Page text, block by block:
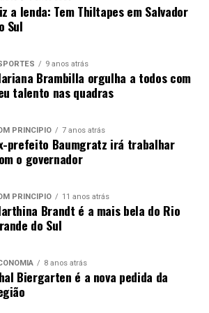
que serão os responsáveis por
em seus projetos”, destaca Felipe P.
“Ao ampliar o alcance e
em 2025, buscamos democratizar
nossa presença institucional nas
e promover um diálogo direto
ele.
pelos estudantes
planta retangular padrão de 6,5m x
uso unifamiliar, casa ou apartamento.
a integração da tecnologia
com a estética e estilo de vida
– à escolha do estudante -,
e utilização correta de
em aço inox, cubas e
autores das cinco melhores
a lenda: Tem Thiltapes em Salvador
Sul
9 anos atrás
Brambilla orgulha a todos com
talento nas quadras
PRINCÍPIO 7 anos atrás
prefeito Baumgratz irá trabalhar
o governador
PRINCÍPIO 11 anos atrás
Brandt é a mais bela do Rio
do Sul
8 anos atrás
Biergarten é a nova pedida da